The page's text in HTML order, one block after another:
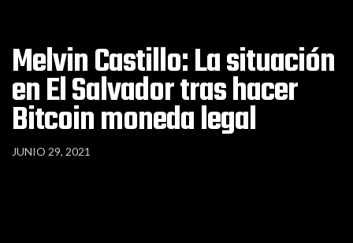
Melvin Castillo: La situación
en El Salvador tras hacer
Bitcoin moneda legal
JUNIO 29, 2021